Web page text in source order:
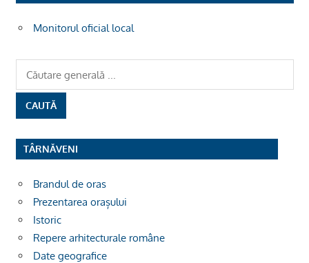
Monitorul oficial local
TÂRNĂVENI
Brandul de oras
Prezentarea orașului
Istoric
Repere arhitecturale române
Date geografice